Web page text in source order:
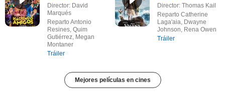
Director: David
Marqués
Reparto Antonio
Resines, Quim
Gutiérrez, Megan
Montaner
Tráiler
Director: Thomas Kail
Reparto Catherine
Laga'aia, Dwayne
Johnson, Rena Owen
Tráiler
Mejores películas en cines